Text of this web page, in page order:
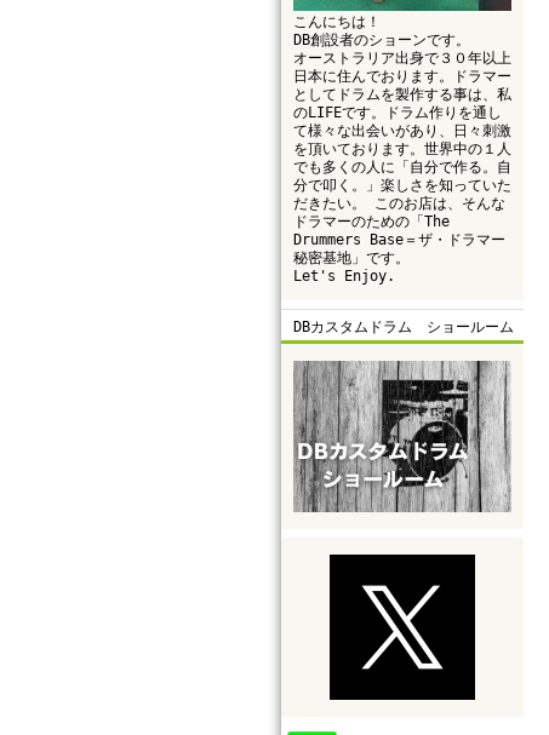
こんにちは！
DB創設者のショーンです。
オーストラリア出身で３０年以上
日本に住んでおります。ドラマー
としてドラムを製作する事は、私
のLIFEです。ドラム作りを通し
て様々な出会いがあり、日々刺激
を頂いております。世界中の１人
でも多くの人に「自分で作る。自
分で叩く。」楽しさを知っていた
だきたい。 このお店は、そんな
ドラマーのための「The
Drummers Base＝ザ・ドラマー
秘密基地」です。
Let's Enjoy.
DBカスタムドラム ショールーム